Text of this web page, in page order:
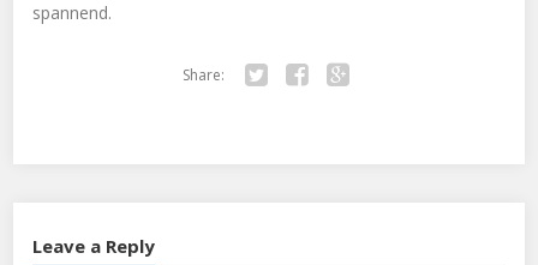
spannend.
Share:
Leave a Reply